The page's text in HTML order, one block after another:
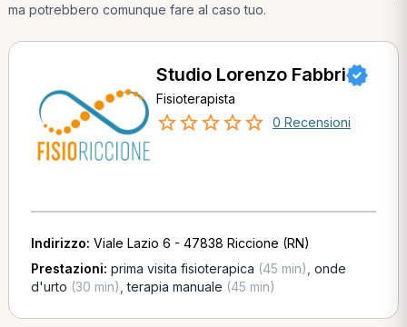
ma potrebbero comunque fare al caso tuo.
Studio Lorenzo Fabbri
Fisioterapista
0 Recensioni
Indirizzo: Viale Lazio 6 - 47838 Riccione (RN)
Prestazioni: prima visita fisioterapica (45 min) onde
d'urto (30 min) ,terapia manuale (45 min)